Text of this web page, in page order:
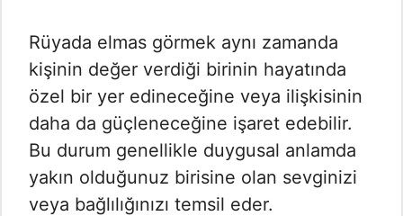
Rüyada elmas görmek aynı zamanda
kişinin değer verdiği birinin hayatında
özel bir yer edineceğine veya ilişkisinin
daha da güçleneceğine işaret edebilir.
Bu durum genellikle duygusal anlamda
yakın olduğunuz birisine olan sevginizi
veya bağlılığınızı temsil eder.